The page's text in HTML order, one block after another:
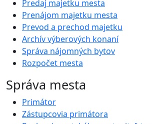
Predaj majetku mesta
Prenájom majetku mesta
Prevod a prechod majetku
Archív výberových konaní
Správa nájomných bytov
Rozpočet mesta
Správa mesta
Primátor
Zástupcovia primátora